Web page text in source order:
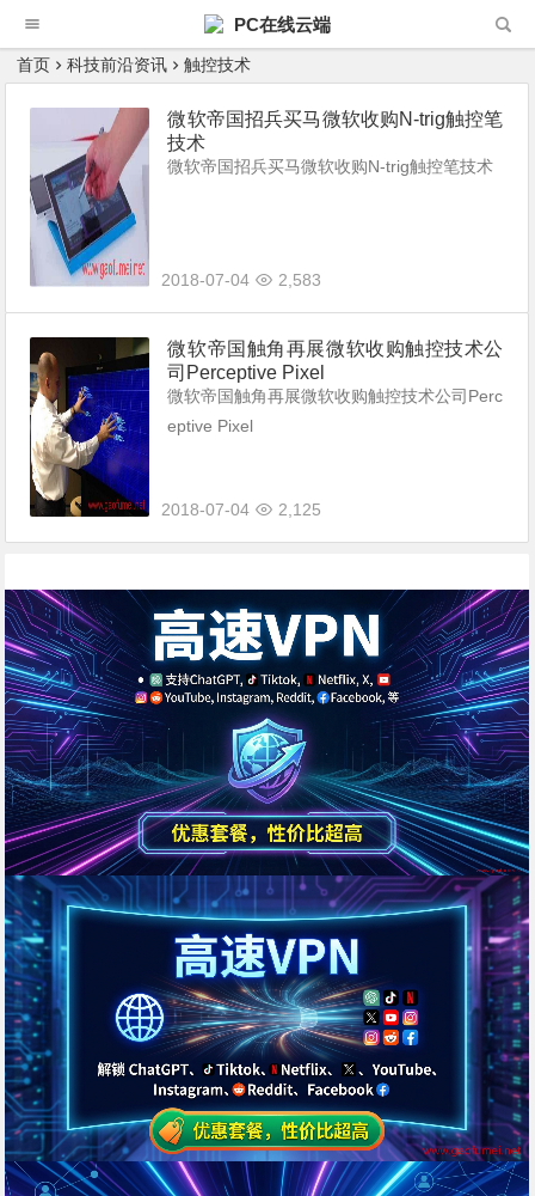
PC在线云端
首页 科技前沿资讯 触控技术
微软帝国招兵买马微软收购N-trig触控笔
技术
微软帝国招兵买马微软收购N-trig触控笔技术
2018-07-04 2,583
微软帝国触角再展微软收购触控技术公
司Perceptive Pixel
微软帝国触角再展微软收购触控技术公司Perc
eptive Pixel
2018-07-04 2,125